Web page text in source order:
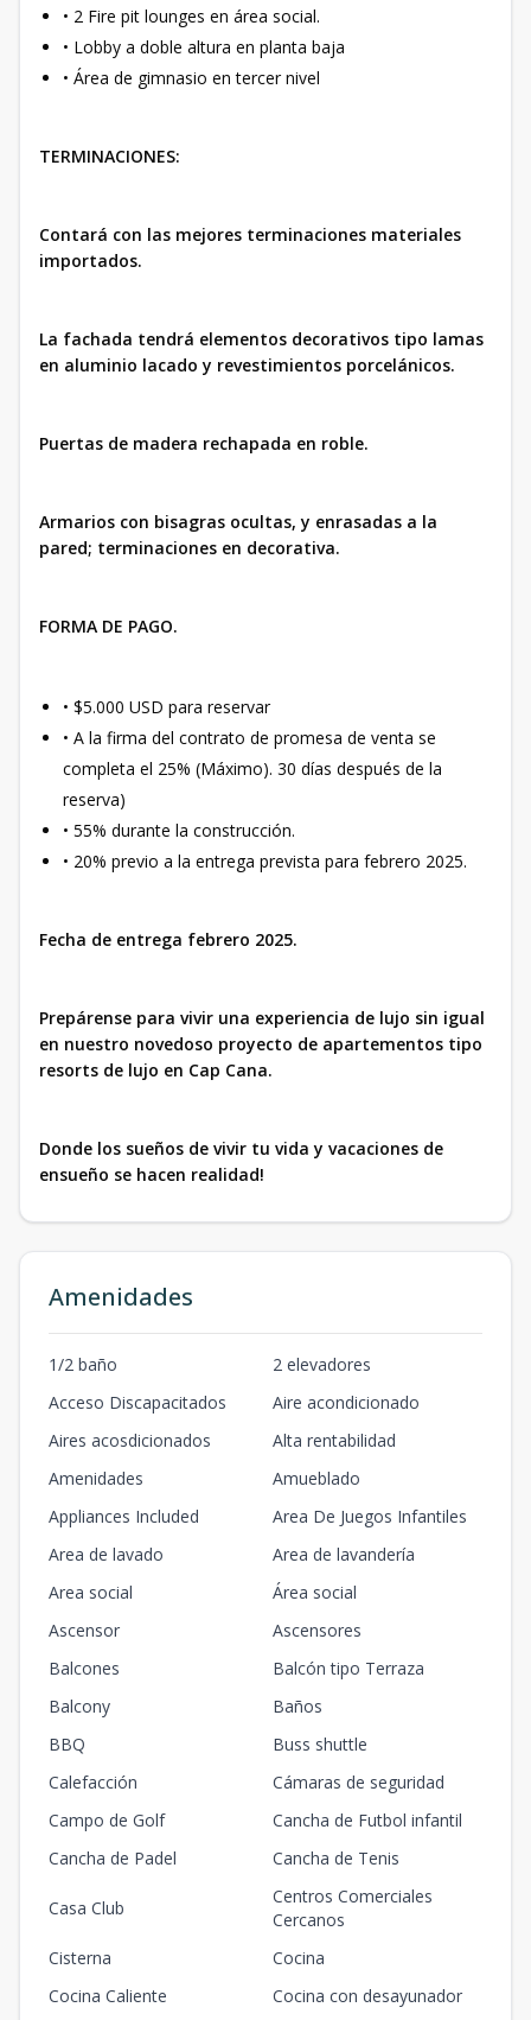
• 2 Fire pit lounges en área social.
• Lobby a doble altura en planta baja
• Área de gimnasio en tercer nivel
TERMINACIONES:
Contará con las mejores terminaciones materiales
importados.
La fachada tendrá elementos decorativos tipo lamas
en aluminio lacado y revestimientos porcelánicos.
Puertas de madera rechapada en roble.
Armarios con bisagras ocultas, y enrasadas a la
pared; terminaciones en decorativa.
FORMA DE PAGO.
• $5.000 USD para reservar
• A la firma del contrato de promesa de venta se
completa el 25% (Máximo). 30 días después de la
reserva)
• 55% durante la construcción.
• 20% previo a la entrega prevista para febrero 2025.
Fecha de entrega febrero 2025.
Prepárense para vivir una experiencia de lujo sin igual
en nuestro novedoso proyecto de apartementos tipo
resorts de lujo en Cap Cana.
Donde los sueños de vivir tu vida y vacaciones de
ensueño se hacen realidad!
Amenidades
1/2 baño
2 elevadores
Acceso Discapacitados
Aire acondicionado
Aires acosdicionados
Alta rentabilidad
Amenidades
Amueblado
Appliances Included
Area De Juegos Infantiles
Area de lavado
Area de lavandería
Area social
Área social
Ascensor
Ascensores
Balcones
Balcón tipo Terraza
Balcony
Baños
BBQ
Buss shuttle
Calefacción
Cámaras de seguridad
Campo de Golf
Cancha de Futbol infantil
Cancha de Padel
Cancha de Tenis
Casa Club
Centros Comerciales
Cercanos
Cisterna
Cocina
Cocina Caliente
Cocina con desayunador